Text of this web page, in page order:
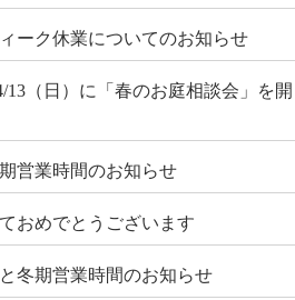
ーク休業についてのお知らせ
13（日）に「春のお庭相談会」を開
営業時間のお知らせ
おめでとうございます
冬期営業時間のお知らせ